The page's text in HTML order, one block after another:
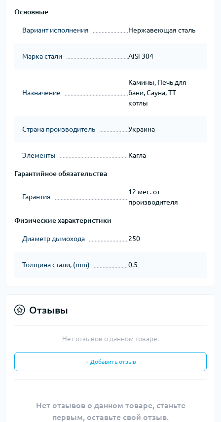
Основные
Вариант исполнения Нержавеющая сталь
Марка стали AiSi 304
Назначение
Камины, Печь для
бани, Сауна, ТТ
котлы
Страна производитель Украина
Элементы Кагла
Гарантийное обязательства
Гарантия
12 мес. от
производителя
Физические характеристики
Диаметр дымохода 250
Толщина стали, (mm) 0.5
Отзывы
Нет отзывов о данном товаре.
+ Добавить отзыв
Нет отзывов о данном товаре, станьте
первым, оставьте свой отзыв.